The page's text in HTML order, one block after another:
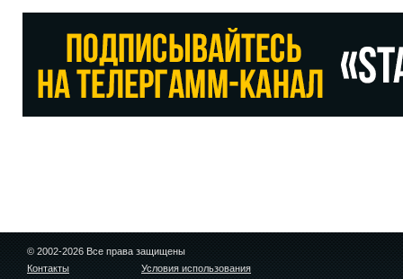
© 2002-2026 Все права защищены
Контакты
Условия использования